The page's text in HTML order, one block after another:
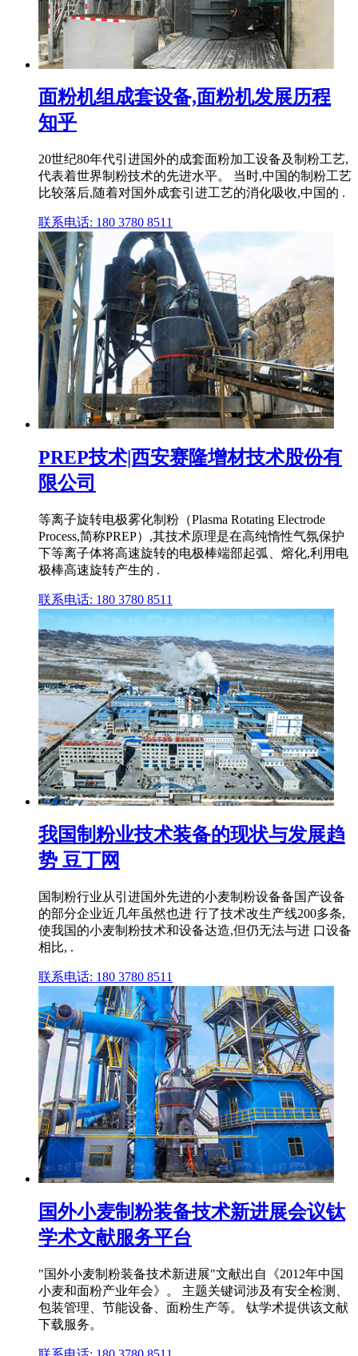
面粉机组成套设备,面粉机发展历程
知乎
20世纪80年代引进国外的成套面粉加工设备及制粉工艺,
代表着世界制粉技术的先进水平。 当时,中国的制粉工艺
比较落后,随着对国外成套引进工艺的消化吸收,中国的 .
联系电话: 180 3780 8511
PREP技术|西安赛隆增材技术股份有
限公司
等离子旋转电极雾化制粉（Plasma Rotating Electrode
Process,简称PREP）,其技术原理是在高纯惰性气氛保护
下等离子体将高速旋转的电极棒端部起弧、熔化,利用电
极棒高速旋转产生的 .
联系电话: 180 3780 8511
我国制粉业技术装备的现状与发展趋
势 豆丁网
国制粉行业从引进国外先进的小麦制粉设备备国产设备
的部分企业近几年虽然也进 行了技术改生产线200多条,
使我国的小麦制粉技术和设备达造,但仍无法与进 口设备
相比, .
联系电话: 180 3780 8511
国外小麦制粉装备技术新进展会议钛
学术文献服务平台
"国外小麦制粉装备技术新进展"文献出自《2012年中国
小麦和面粉产业年会》。 主题关键词涉及有安全检测、
包装管理、节能设备、面粉生产等。 钛学术提供该文献
下载服务。